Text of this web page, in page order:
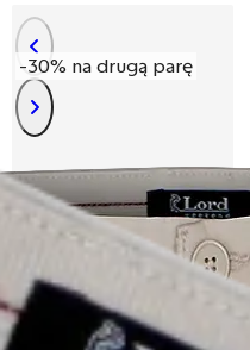
-30% na drugą parę